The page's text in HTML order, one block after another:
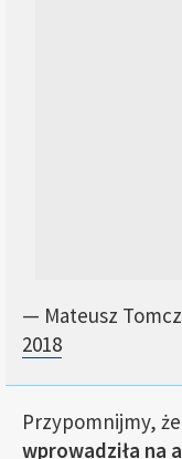
— Mateusz
2018
Przypomnijmy, że
wprowadziła na